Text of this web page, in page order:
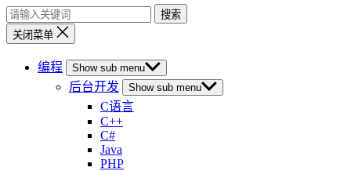
搜索
关闭菜单
编程 Show sub menu
后台开发 Show sub menu
C语言
C++
C#
Java
PHP